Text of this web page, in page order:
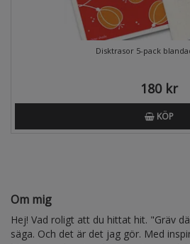
Disktrasor 5-pack
180 kr
KÖP
Om mig
Hej! Vad roligt att du hittat hit. "Gräv
säga. Och det är det jag gör. Med